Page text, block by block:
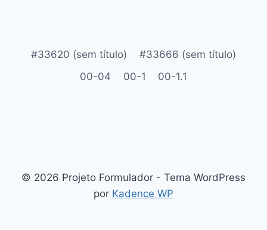
#33620 (sem título)
#33666 (sem título)
00-04
00-1 00-1.1
© 2026 Projeto Formulador - Tema WordPress
por Kadence WP